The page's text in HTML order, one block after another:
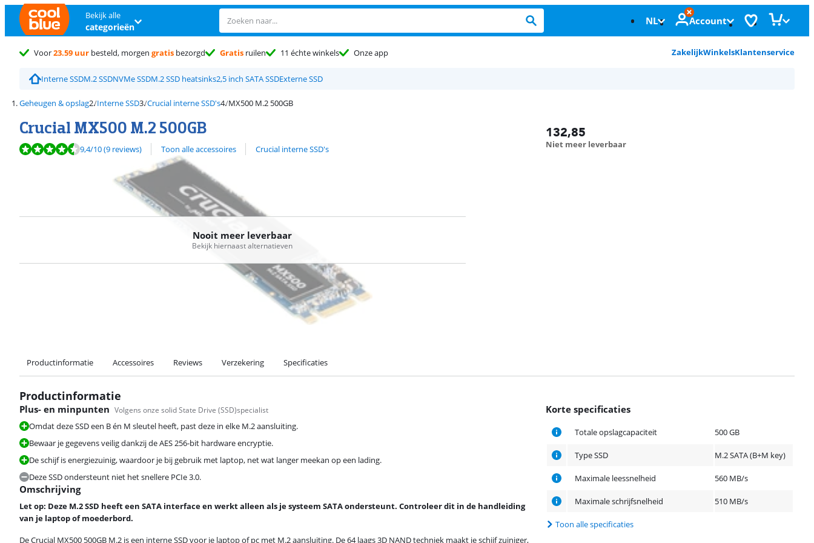
Bekijk alle
categorieën NL Account
Voor23.59 uur besteld, morgen gratis bezorgd Gratis ruilen 11 échte winkels Onze app ZakelijkWinkelsKlantenservice
Interne SSDM.2 SSDNVMe SSDM.2 SSD heatsinks2,5 inch SATA SSDExterne SSD
Geheugen & opslag Interne SSD Crucial interne SSD's MX500 M.2 500GB
Crucial MX500 M.2 500GB
Beoordeling is 9,4 van de 10, gebaseerd op 9 reviews.
9,4/10(9 reviews) Toon alle accessoires
Bekijk alle Crucial interne SSD's
Nooit meer leverbaar
Bekijk hiernaast alternatieven
132,85
Niet meer leverbaar
Productinformatie Accessoires Reviews Verzekering Specificaties
Productinformatie
Korte specificaties
Totale opslagcapaciteit 500 GB
Type SSD M.2 SATA (B+M key)
Maximale leessnelheid 560 MB/s
Maximale schrijfsnelheid 510 MB/s
Toon alle specificaties
Plus- en minpunten Volgens onze solid State Drive (SSD)specialist
Omdat deze SSD een B én M sleutel heeft, past deze in elke M.2 aansluiting.
Bewaar je gegevens veilig dankzij de AES 256-bit hardware encryptie.
De schijf is energiezuinig, waardoor je bij gebruik met laptop, net wat langer meekan op een lading.
Deze SSD ondersteunt niet het snellere PCIe 3.0.
Omschrijving
Let op: Deze M.2 SSD heeft een SATA interface en werkt alleen als je systeem SATA ondersteunt. Controleer dit in de handleiding
van je laptop of moederbord.
De Crucial MX500 500GB M.2 is een interne SSD voor je laptop of pc met M.2 aansluiting. De 64 laags 3D NAND techniek maakt je schijf zuiniger,